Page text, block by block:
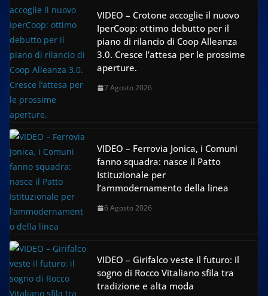
VIDEO – Crotone accoglie il nuovo
IperCoop: ottimo debutto per il
piano di rilancio di Coop Alleanza
3.0. Cresce l’attesa per le prossime
aperture.
7 Agosto 2026
VIDEO – Ferrovia Jonica, i Comuni
fanno squadra: nasce il Patto
Istituzionale per
l’ammodernamento della linea
6 Agosto 2026
VIDEO – Girifalco veste il futuro: il
sogno di Rocco Vitaliano sfila tra
tradizione e alta moda